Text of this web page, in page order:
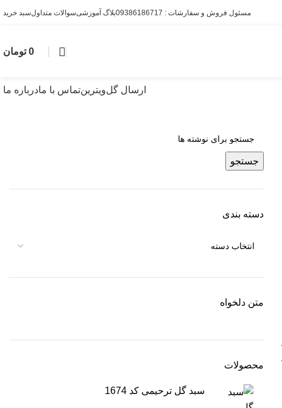
مسئول فروش و سفارشات : 09386186717 بلاگ آموزشیسوالات متداولسبد خرید
0 تومان
ارسال گلویترینتماس با مادرباره ما
جستجو
دسته بندی
متن دلخواه
محصولات
سبد گل ترحیمی کد 1674